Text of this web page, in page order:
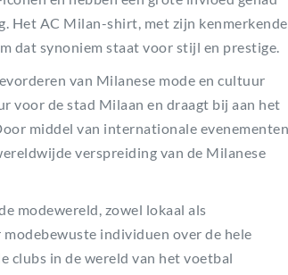
Het AC Milan-shirt, met zijn kenmerkende
dat synoniem staat voor stijl en prestige.
van Milanese mode en cultuur
voor de stad Milaan en draagt bij aan het
middel van internationale evenementen
verspreiding van de Milanese
modewereld, zowel lokaal als
individuen over de hele
clubs in de wereld van het voetbal